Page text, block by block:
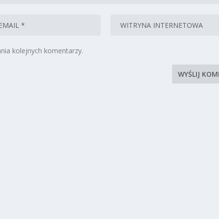
kolejnych komentarzy.